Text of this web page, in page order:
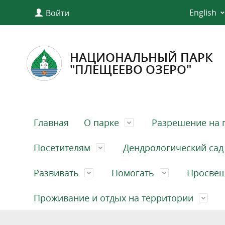
Войти English
НАЦИОНАЛЬНЫЙ ПАРК
"ПЛЕЩЕЕВО ОЗЕРО"
Главная О парке Разрешение на
Посетителям Дендрологический сад
Развивать Помогать
Проживание и отдых на территории